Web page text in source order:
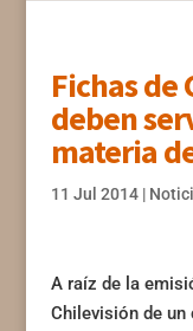
Fichas de
deben
materia
11 Jul 2014|
A raíz de la
Chilevisión de un